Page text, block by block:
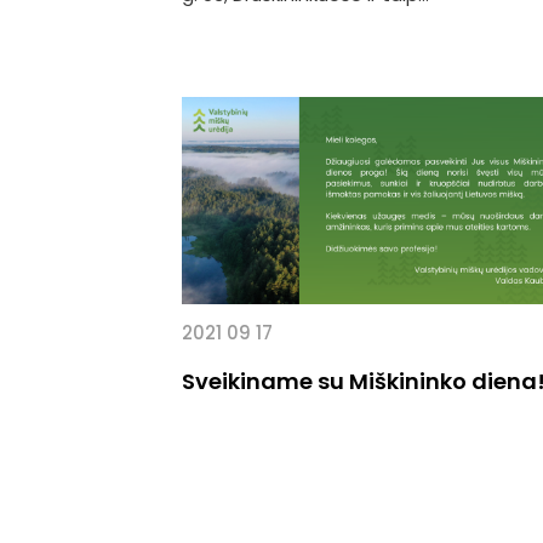
2021 09 17
Sveikiname su Miškininko diena!